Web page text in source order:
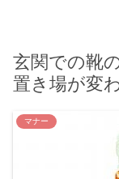
玄関での靴
置き場が変
マナー